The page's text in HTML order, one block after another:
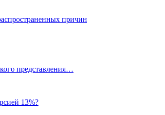
причин
представления…
13%?